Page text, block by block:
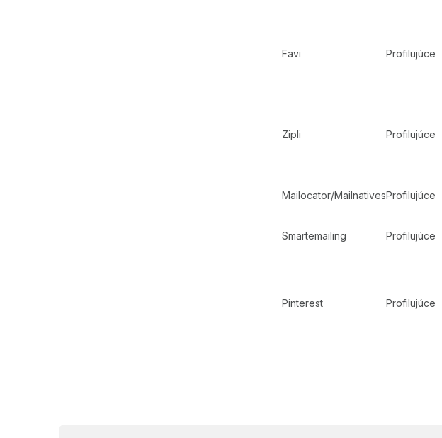
Favi Profilujúce
Zipli Profilujúce
Mailocator/MailnativesProfilujúce
Smartemailing Profilujúce
Pinterest Profilujúce